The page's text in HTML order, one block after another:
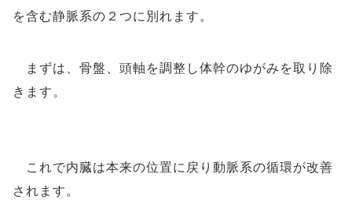
を含む静脈系の２つに別れます。
まずは、骨盤、頭軸を調整し体幹のゆがみを取り除
きます。
これで内臓は本来の位置に戻り動脈系の循環が改善
されます。